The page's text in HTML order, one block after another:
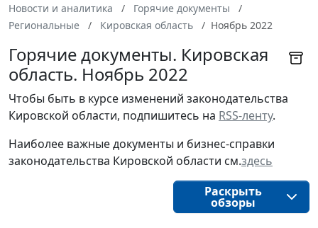
Новости и аналитика
Горячие документы
Региональные
Кировская область Ноябрь 2022
Горячие документы. Кировская
область. Ноябрь 2022
Чтобы быть в курсе изменений законодательства
Кировской области, подпишитесь на RSS-ленту.
Наиболее важные документы и бизнес-справки
законодательства Кировской области см.здесь
Раскрыть
обзоры